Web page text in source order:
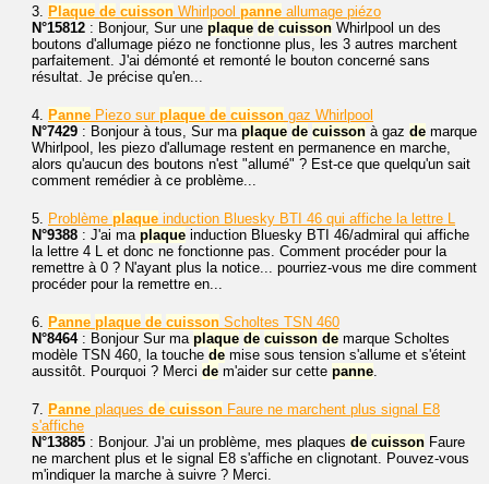
3. Plaque de cuisson Whirlpool panne allumage piézo
N°15812 : Bonjour, Sur une plaque de cuisson Whirlpool un des
boutons d'allumage piézo ne fonctionne plus, les 3 autres marchent
parfaitement. J'ai démonté et remonté le bouton concerné sans
résultat. Je précise qu'en...
4. Panne Piezo sur plaque de cuisson gaz Whirlpool
N°7429 : Bonjour à tous, Sur ma plaque de cuisson à gaz de marque
Whirlpool, les piezo d'allumage restent en permanence en marche,
alors qu'aucun des boutons n'est "allumé" ? Est-ce que quelqu'un sait
comment remédier à ce problème...
5. Problème plaque induction Bluesky BTI 46 qui affiche la lettre L
N°9388 : J'ai ma plaque induction Bluesky BTI 46/admiral qui affiche
la lettre 4 L et donc ne fonctionne pas. Comment procéder pour la
remettre à 0 ? N'ayant plus la notice... pourriez-vous me dire comment
procéder pour la remettre en...
6. Panne plaque de cuisson Scholtes TSN 460
N°8464: Bonjour Sur ma plaque de cuisson de marque Scholtes
modèle TSN 460, la touche de mise sous tension s'allume et s'éteint
aussitôt. Pourquoi ? Merci de m'aider sur cette panne.
7. Panne plaques de cuisson Faure ne marchent plus signal E8
s'affiche
N°13885 : Bonjour. J'ai un problème, mes plaques de cuisson Faure
ne marchent plus et le signal E8 s'affiche en clignotant. Pouvez-vous
m'indiquer la marche à suivre ? Merci.